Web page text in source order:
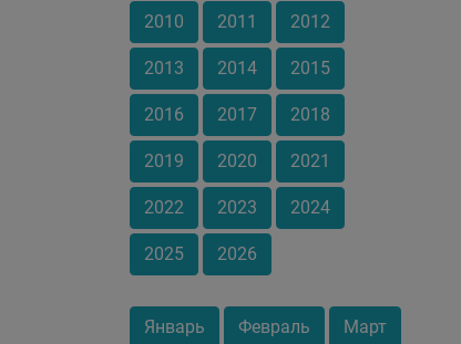
2010 2011 2012
2013 2014 2015
2016 2017 2018
2019 2020 2021
2022 2023 2024
2025 2026
Январь Февраль Март